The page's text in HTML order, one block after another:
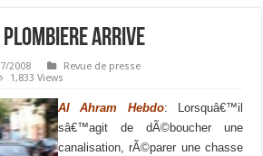
plombiere arrive
2008
Revue de presse
1,833 Views
Al Ahram Hebdo: Lorsquâ€™il
sâ€™agit de dÃ©boucher une
canalisation, rÃ©parer une chasse